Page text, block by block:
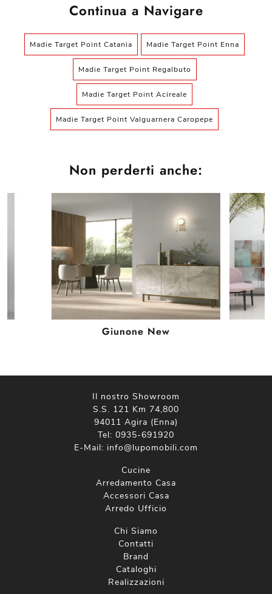
Continua a Navigare
Madie Target Point Catania Madie Target Point Enna
Madie Target Point Regalbuto
Madie Target Point Acireale
Madie Target Point Valguarnera Caropepe
Non perderti anche:
Giunone New
Il nostro Showroom
S.S. 121 Km 74,800
94011 Agira (Enna)
Tel: 0935-691920
E-Mail: info@lupomobili.com
Cucine
Arredamento Casa
Accessori Casa
Arredo Ufficio
Chi Siamo
Contatti
Brand
Cataloghi
Realizzazioni